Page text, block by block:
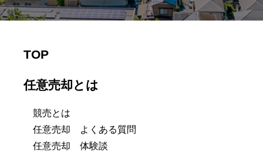
TOP
任意売却とは
競売とは
任意売却 よくある質問
任意売却 体験談